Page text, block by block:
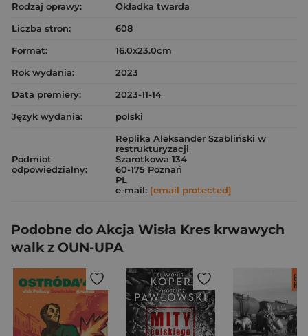
Rodzaj oprawy:
Okładka twarda
Liczba stron:
608
Format:
16.0x23.0cm
Rok wydania:
2023
Data premiery:
2023-11-14
Język wydania:
polski
Podmiot
odpowiedzialny:
Replika Aleksander Szabliński w
restrukturyzacji
Szarotkowa 134
60-175 Poznań
PL
e-mail: [email protected]
Podobne do Akcja Wisła Kres krwawych
walk z OUN-UPA